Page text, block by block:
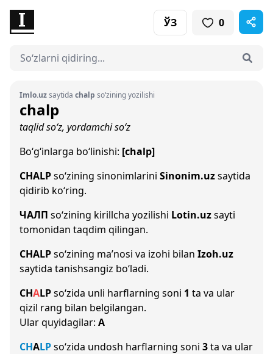
ЎЗ 0
Imlo.uzsaytida chalp so‘zining yozilishi
chalp
taqlid so‘z, yordamchi so‘z
Bo‘g‘inlarga bo‘linishi: [chalp]
CHALPso‘zining sinonimlarini Sinonim.uzsaytida
qidirib ko‘ring.
ЧАЛП so‘zining kirillcha yozilishi Lotin.uzsayti
tomonidan taqdim qilingan.
CHALPso‘zining ma’nosi va izohi bilan Izoh.uz
saytida tanishsangiz bo‘ladi.
CHALPso‘zida unli harflarning soni 1 ta va ular
qizil rang bilan belgilangan.
Ular quyidagilar: A
CHALPso‘zida undosh harflarning soni 3ta va ular